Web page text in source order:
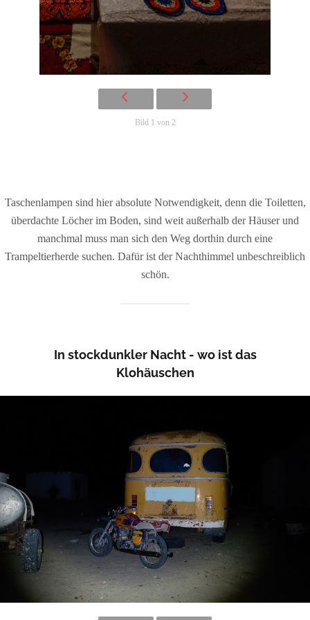
Bild 1 von 2
Taschenlampen sind hier absolute Notwendigkeit, denn die Toiletten,
überdachte Löcher im Boden, sind weit außerhalb der Häuser und
manchmal muss man sich den Weg dorthin durch eine
Trampeltierherde suchen. Dafür ist der Nachthimmel unbeschreiblich
schön.
In stockdunkler Nacht - wo ist das
Klohäuschen